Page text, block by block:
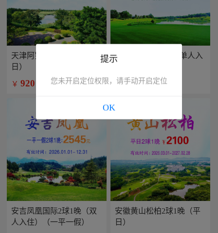
天津阿罗马2球1晚（平
日）
￥ 920
兴隆康乐园2球1晚(单人入
￥799 /人
安吉凤凰国际2球1晚（双
人入住）（一平一假）
安徽黄山松柏2球1晚（平
日）
提示
您未开启定位权限，请手动开启定位
OK